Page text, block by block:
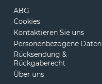
ABG
Cookies
Kontaktieren Sie uns
Personenbezogene Daten
Rücksendung &
Rückgaberecht
Über uns